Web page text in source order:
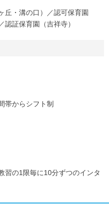
丘・溝の口）／認可保育園
認証保育園（吉祥寺）
帯からシフト制
習の1限毎に10分ずつのインタ